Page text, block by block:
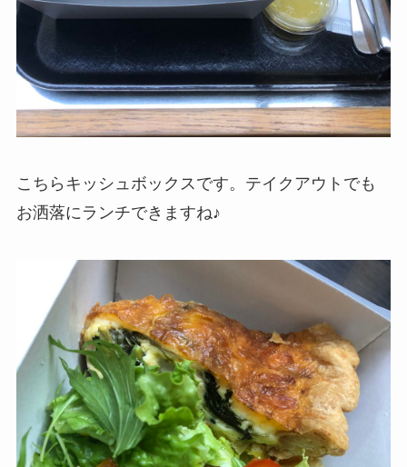
こちらキッシュボックスです。テイクアウトでも
お洒落にランチできますね♪